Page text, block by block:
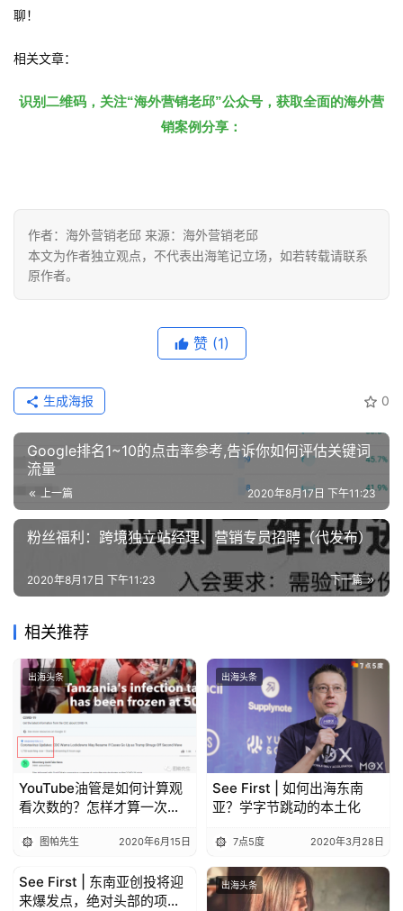
聊！
相关文章：
识别二维码，关注“海外营销老邱”公众号，获取全面的海外营
销案例分享：
作者：海外营销老邱 来源：海外营销老邱
本文为作者独立观点，不代表出海笔记立场，如若转载请联系
原作者。
赞 (1)
0
生成海报
Google排名1~10的点击率参考,告诉你如何评估关键词
流量
上一篇 2020年8月17日 下午11:23
粉丝福利：跨境独立站经理、营销专员招聘（代发布）
下一篇
2020年8月17日 下午11:23
相关推荐
出海头条
YouTube油管是如何计算观
看次数的？怎样才算一次观
图帕先生 2020年6月15日
出海头条
See First | 如何出海东南
亚？学字节跳动的本土化
7点5度 2020年3月28日
出海头条
See First | 东南亚创投将迎
来爆发点，绝对头部的项目
出海头条